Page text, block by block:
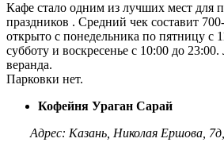
Кафе стало одним из лучших мест для
праздников . Средний чек составит
открыто с понедельника по пятницу с
субботу и воскресенье с 10:00 до
веранда.
Парковки нет.
Кофейня Ураган Сарай
Адрес: Казань, Николая Ершова, 7д,